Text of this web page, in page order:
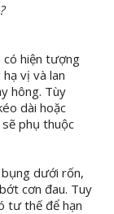
hiện tượng
vị và lan
hông. Tùy
dài hoặc
sẽ phụ thuộc
dưới rốn,
cơn đau. Tuy
tư thế để hạn